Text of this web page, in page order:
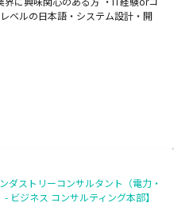
ベルの日本語・システム設計・開
ダストリーコンサルタント（電力・
ビジネス コンサルティング本部】